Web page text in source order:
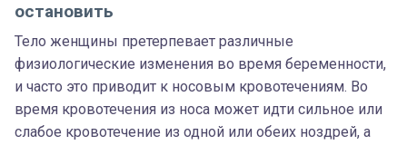
остановить
Тело женщины претерпевает различные
физиологические изменения во время беременности,
и часто это приводит к носовым кровотечениям. Во
время кровотечения из носа может идти сильное или
слабое кровотечение из одной или обеих ноздрей, а